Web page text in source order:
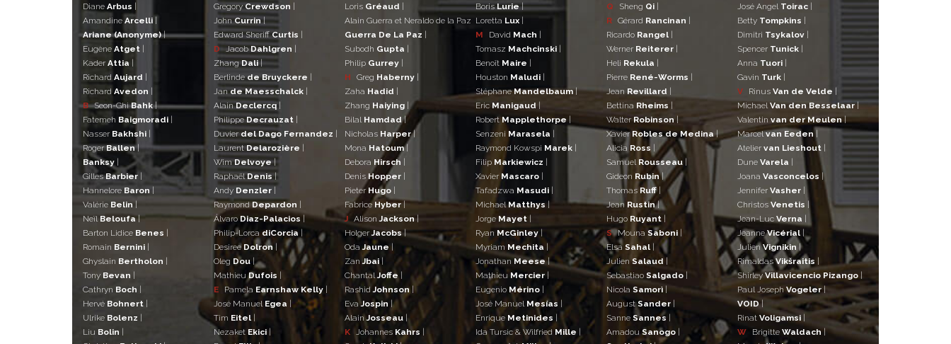
Diane Arbus |
Amandine Arcelli |
Ariane (Anonyme)|
Eugène Atget |
Kader Attia |
Richard Aujard |
Richard Avedon |
B Seon-GhiBahk|
Fatemeh Baigmoradi |
Nasser Bakhshi |
RogerBallen|
Banksy |
GillesBarbier |
Hannelore Baron |
Valérie Belin|
Neïl Beloufa|
Barton Lidice Benes |
Romain Bernini |
Ghyslain Bertholon |
Tony Bevan |
Cathryn Boch |
Hervé Bohnert |
Ulrike Bolenz |
Liu Bolin |
GregoryCrewdson |
JohnCurrin|
Edward SheriffCurtis |
D JacobDahlgren |
ZhangDali|
Berlindede Bruyckere |
Jande Maesschalck |
AlainDeclercq|
PhilippeDecrauzat |
Duvierdel Dago Fernandez |
LaurentDelarozière |
WimDelvoye|
RaphaëlDenis|
Andy Denzler |
RaymondDepardon |
Álvaro Diaz-Palacios |
Philip-LorcadiCorcia |
Desiree Dolron |
Oleg Dou |
MathieuDufois |
E
Pamela Earnshaw Kelly |
José Manuel Egea |
Tim Eitel |
Nezaket Ekici |
Loris Gréaud |
Alain Guerra et Neraldo de la Paz
Guerra De La Paz |
Subodh Gupta |
Philip Gurrey |
H
Greg Haberny |
Zaha Hadid |
Zhang Haiying |
Bilal Hamdad|
Nicholas Harper|
Mona Hatoum|
Debora Hirsch |
Denis Hopper |
Pieter Hugo |
Fabrice Hyber|
J Alison Jackson|
Holger Jacobs|
OdaJaune |
Zan Jbai|
Chantal Joffe |
RashidJohnson|
EvaJospin |
AlainJosseau |
K
Johannes Kahrs |
BorisLurie|
Loretta Lux |
M
David Mach |
Tomasz Machcinski |
Benoît Maire |
Houston Maludi |
StéphaneMandelbaum|
Eric Manigaud |
RobertMapplethorpe |
Senzeni Marasela |
Raymond Kowspi Marek |
Filip Markiewicz |
Xavier Mascaro |
Tafadzwa Masudi |
MichaelMatthys|
Jorge Mayet |
Ryan McGinley |
Myriam Mechita |
JonathanMeese|
Mathieu Mercier |
Eugenio Mérino |
José Manuel Mesías |
Enrique Metinides |
Ida Tursic & WilfriedMille |
Q
Sheng Qi |
R Gérard Rancinan |
Ricardo Rangel |
Werner Reiterer |
Heli Rekula |
Pierre René-Worms |
Jean Revillard |
Bettina Rheims |
Walter Robinson|
Xavier Robles de Medina |
Alicia Ross |
Samuel Rousseau |
Gideon Rubin|
ThomasRuff|
Jean Rustin|
Hugo Ruyant |
S Mouna Saboni |
Elsa Sahal |
JulienSalaud |
Sebastiao Salgado |
Nicola Samorì |
AugustSander |
Sanne Sannes |
Amadou Sanogo |
José Angel Toirac |
Betty Tompkins |
Dimitri Tsykalov |
Spencer Tunick |
Anna Tuori |
Gavin Turk |
V
Rinus Van de Velde |
Michael Van den Besselaar|
Valentin van der Meulen|
Marcelvan Eeden|
Atelier van Lieshout |
Dune Varela |
Joana Vasconcelos |
Jennifer Vasher |
Christos Venetis |
Jean-Luc Verna |
JeanneVicérial |
JulienVignikin |
RimaldasVikšraitis |
ShirleyVillavicencio Pizango |
Paul Joseph Vogeler |
VOID|
Rinat Voligamsi |
W
Brigitte Waldach|